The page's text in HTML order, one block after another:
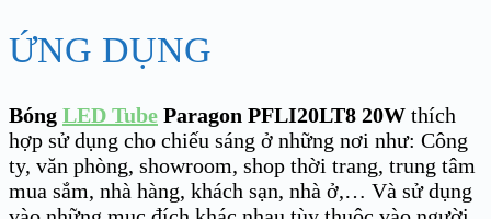
ỨNG DỤNG
Bóng LED Tube Paragon PFLI20LT8 20W thích
hợp sử dụng cho chiếu sáng ở những nơi như: Công
ty, văn phòng, showroom, shop thời trang, trung tâm
mua sắm, nhà hàng, khách sạn, nhà ở,… Và sử dụng